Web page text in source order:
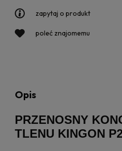
zapytaj o produkt
poleć znajomemu
Opis
PRZENOSNY
TLENU KINGON